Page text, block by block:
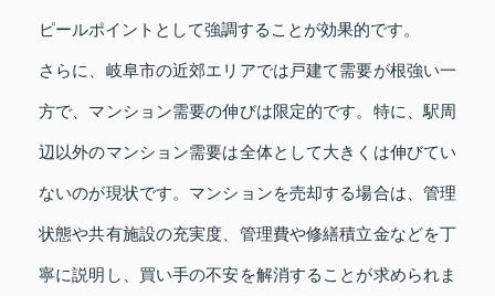
ピールポイントとして強調することが効果的です。
さらに、岐阜市の近郊エリアでは戸建て需要が根強い一
方で、マンション需要の伸びは限定的です。特に、駅周
辺以外のマンション需要は全体として大きくは伸びてい
ないのが現状です。マンションを売却する場合は、管理
状態や共有施設の充実度、管理費や修繕積立金などを丁
寧に説明し、買い手の不安を解消することが求められま